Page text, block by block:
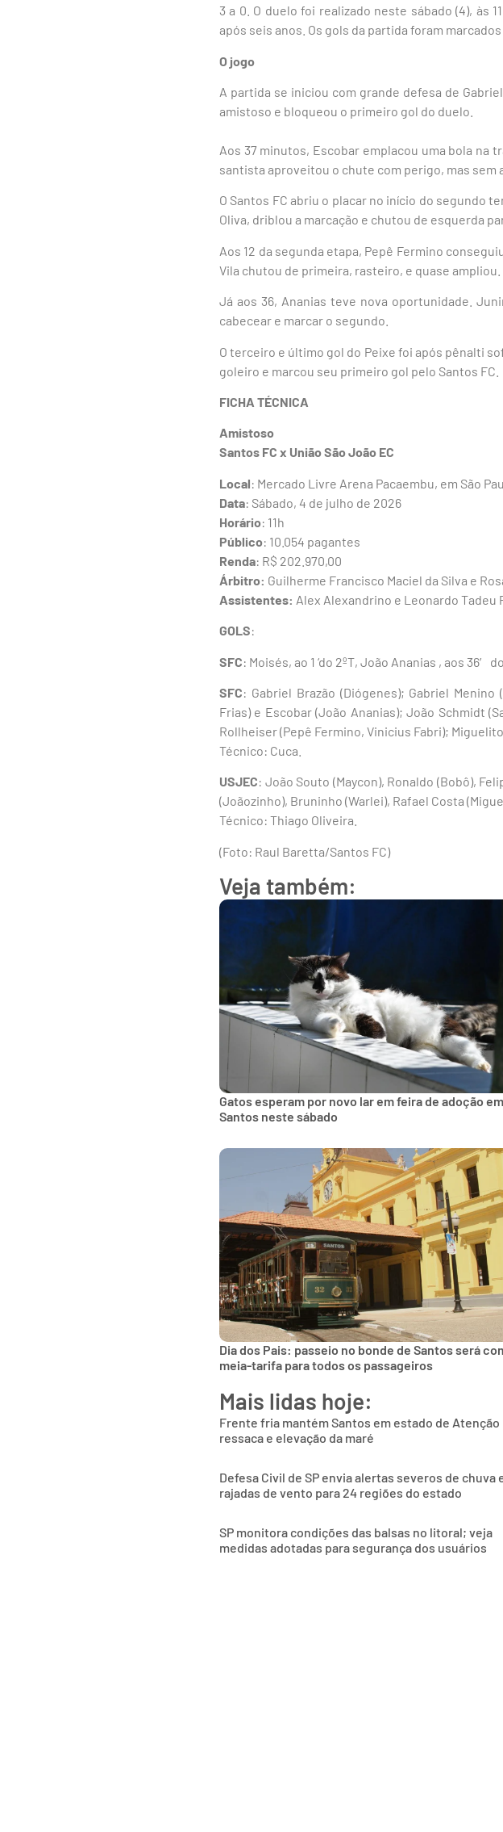
3 a 0. O duelo foi realizado neste sábado (4), às
após seis anos. Os gols da partida foram
O jogo
A partida se iniciou com grande defesa de
amistoso e bloqueou o primeiro gol do duelo.
Aos 37 minutos, Escobar emplacou uma bola na
santista aproveitou o chute com perigo, mas sem
O Santos FC abriu o placar no início do segundo
Oliva, driblou a marcação e chutou de esquerda
Aos 12 da segunda etapa, Pepê Fermino
Vila chutou de primeira, rasteiro, e quase ampliou.
Já aos 36, Ananias teve nova oportunidade.
cabecear e marcar o segundo.
O terceiro e último gol do Peixe foi após pênalti
goleiro e marcou seu primeiro gol pelo Santos FC.
FICHA TÉCNICA
Amistoso
Santos FC x União São João EC
Local: Mercado Livre Arena Pacaembu, em São
Data: Sábado, 4 de julho de 2026
Horário: 11h
Público: 10.054 pagantes
Renda: R$ 202.970,00
Árbitro: Guilherme Francisco Maciel da Silva e
Assistentes: Alex Alexandrino e Leonardo Tadeu
GOLS:
SFC: Moisés, ao 1 ‘do 2ºT, João Ananias , aos 36′
SFC: Gabriel Brazão (Diógenes); Gabriel
Frias) e Escobar (João Ananias); João Schmidt
Rollheiser (Pepê Fermino, Vinicius Fabri);
Técnico: Cuca.
USJEC: João Souto (Maycon), Ronaldo (Bobô),
(Joãozinho), Bruninho (Warlei), Rafael Costa
Técnico: Thiago Oliveira.
(Foto: Raul Baretta/Santos FC)
Veja também:
Gatos esperam por novo lar em feira de adoção em
Santos neste sábado
Dia dos Pais: passeio no bonde de Santos será
meia-tarifa para todos os passageiros
Mais lidas hoje:
Frente fria mantém Santos em estado de Atenção
ressaca e elevação da maré
Defesa Civil de SP envia alertas severos de chuva
rajadas de vento para 24 regiões do estado
SP monitora condições das balsas no litoral; veja
medidas adotadas para segurança dos usuários